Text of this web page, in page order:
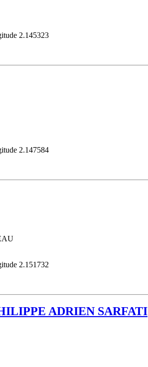
2.145323
2.147584
2.151732
ADRIEN SARFATI